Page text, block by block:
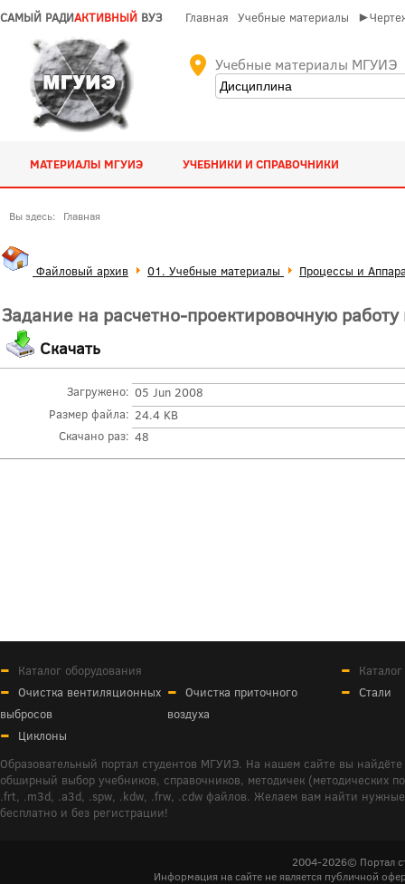
САМЫЙ РАДИАКТИВНЫЙ ВУЗ Главная Учебные материалы
Учебные материалы МГУИЭ
МАТЕРИАЛЫ МГУИЭ УЧЕБНИКИ И СПРАВОЧНИКИ
Вы здесь: Главная
Файловый архив 01. Учебные материалы Процессы и
Задание на расчетно-проектировочную
Скачать
Загружено: 05 Jun 2008
Размер файла: 24.4 KB
Скачано раз: 48
Каталог оборудования
Очистка вентиляционных
выбросов
Очистка приточного
воздуха
Циклоны
Стали
Образовательный портал студентов МГУИЭ. На нашем сайте вы
обширный выбор учебников, справочников, методичек (методических
.frt, .m3d, .a3d, .spw, .kdw, .frw, .cdw файлов. Желаем вам найти
бесплатно и без регистрации!
2004-2026© Портал
Информация на сайте не является публичной